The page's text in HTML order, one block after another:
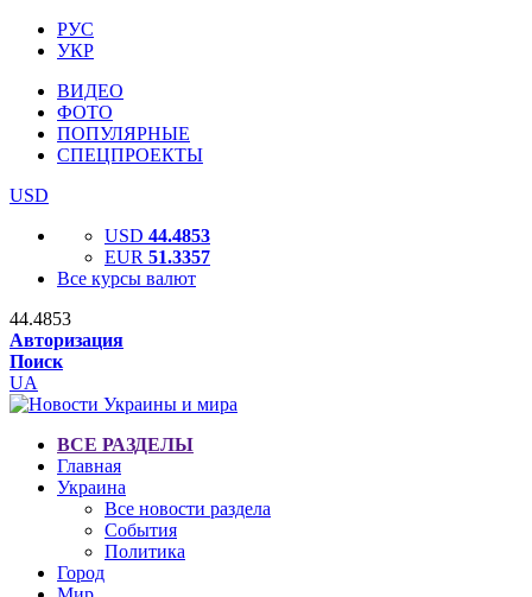
РУС
УКР
ВИДЕО
ФОТО
ПОПУЛЯРНЫЕ
СПЕЦПРОЕКТЫ
USD
USD 44.4853
EUR 51.3357
Все курсы валют
44.4853
Авторизация
Поиск
UA
ВСЕ РАЗДЕЛЫ
Главная
Украина
Все новости раздела
События
Политика
Город